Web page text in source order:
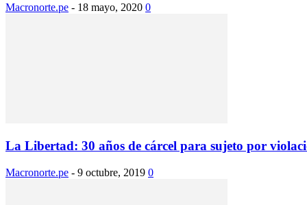
Macronorte.pe - 18 mayo, 2020 0
La Libertad: 30 años de cárcel para sujeto por
Macronorte.pe - 9 octubre, 2019 0